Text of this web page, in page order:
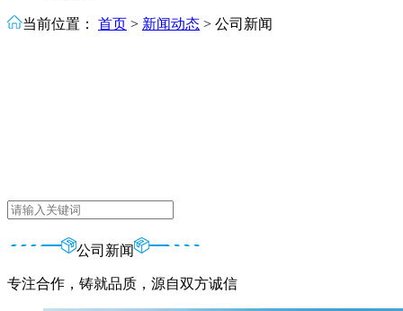
当前位置： 首页 > 新闻动态 > 公司新闻
公司新闻
专注合作，铸就品质，源自双方诚信